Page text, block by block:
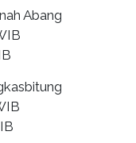
Abang